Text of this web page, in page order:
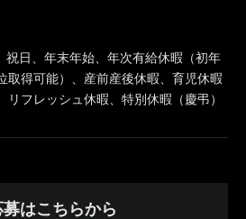
祝日、年末年始、年次有給休暇（初年
取得可能）、産前産後休暇、育児休暇
フレッシュ休暇、特別休暇（慶弔）
募はこちらから